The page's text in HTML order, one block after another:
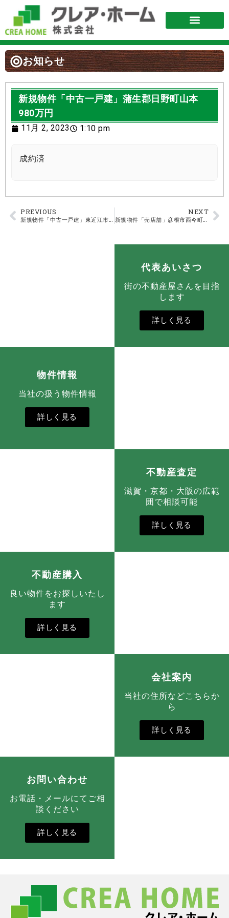
お知らせ
新規物件「中古一戸建」蒲生郡日野町山本
980万円
11月 2, 2023 1:10 pm
成約済
PREVIOUS
新規物件「中古一戸建」東近江市宮川町（長峰団地）1,390万円
NEXT
新規物件「売店舗」彦根市西今町 11,800万円
代表あいさつ
街の不動産屋さんを目指
します
詳しく見る
物件情報
当社の扱う物件情報
詳しく見る
不動産査定
滋賀・京都・大阪の広範
囲で相談可能
詳しく見る
不動産購入
良い物件をお探しいたし
ます
詳しく見る
会社案内
当社の住所などこちらか
ら
詳しく見る
お問い合わせ
お電話・メールにてご相
談ください
詳しく見る